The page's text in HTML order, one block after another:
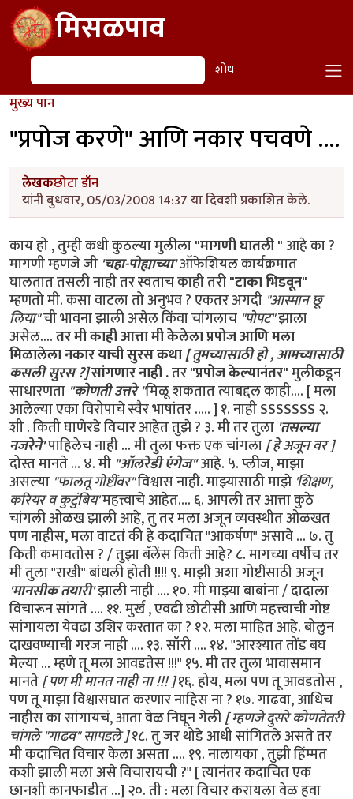
Skip to main contentमिसळपाव
शोध शोध
मुख्य पान
"प्रपोज करणे" आणि नकार पचवणे ....
लेखकछोटा डॉन
यांनी बुधवार, 05/03/2008 14:37 या दिवशी प्रकाशित केले.
काय हो , तुम्ही कधी कुठल्या मुलीला"मागणी घातली "आहे का ?
मागणी म्हणजे जी 'चहा-पोह्याच्या'ऑफेशियल कार्यक्रमात
घालतात तसली नाही तर स्वताच काही तरी"टाका भिडवून"
म्हणतो मी. कसा वाटला तो अनुभव ? एकतर अगदी "आस्मान छू
लिया"ची भावना झाली असेल किंवा चांगलाच "पोपट"झाला
असेल....तर मी काही आत्ता मी केलेला प्रपोज आणि मला
मिळालेला नकार याची सुरस कथा[ तुमच्यासाठी हो , आमच्यासाठी
कसली सुरस ?]सांगणार नाही .तर"प्रपोज केल्यानंतर"मुलीकडून
साधारणता "कोणती उत्तरे "मिळू शकतात त्याबद्दल काही.... [ मला
आलेल्या एका विरोपाचे स्वैर भाषांतर ..... ] १. नाही SSSSSSS २.
शी . किती घाणेरडे विचार आहेत तुझे ? ३. मी तर तुला 'तसल्या
नजरेने'पाहिलेच नाही ... मी तुला फक्त एक चांगला[ हे अजून वर ]
दोस्त मानते ... ४. मी "ऑलरेडी एंगेज"आहे. ५. प्लीज, माझा
असल्या "फालतू गोष्टींवर"विश्वास नाही. माझ्यासाठी माझे 'शिक्षण,
करियर व कुटुंबिय'महत्त्वाचे आहेत.... ६. आपली तर आत्ता कुठे
चांगली ओळख झाली आहे, तु तर मला अजून व्यवस्थीत ओळखत
पण नाहीस, मला वाटतं की हे कदाचित "आकर्षण" असावे ... ७. तु
किती कमावतोस ? / तुझा बॅलेंस किती आहे? ८. मागच्या वर्षीच तर
मी तुला "राखी" बांधली होती !!!! ९. माझी अशा गोष्टींसाठी अजून
'मानसीक तयारी'झाली नाही .... १०. मी माझ्या बाबांना / दादाला
विचारून सांगते .... ११. मुर्ख , एवढी छोटीसी आणि महत्त्वाची गोष्ट
सांगायला येवढा उशिर करतात का ? १२. मला माहित आहे. बोलुन
दाखवण्याची गरज नाही .... १३. सॉरी .... १४. "आरश्यात तोंड बघ
मेल्या ... म्हणे तू मला आवडतेस !!!" १५. मी तर तुला भावासमान
मानते[ पण मी मानत नाही ना !!! ]१६. होय, मला पण तू आवडतोस ,
पण तू माझा विश्वासघात करणार नाहिस ना ? १७. गाढवा, आधिच
नाहीस का सांगायचं, आता वेळ निघून गेली[ म्हणजे दुसरे कोणतेतरी
चांगले "गाढव" सापडले ]१८. तु जर थोडे आधी सांगितले असते तर
मी कदाचित विचार केला असता .... १९. नालायका , तुझी हिंम्मत
कशी झाली मला असे विचारायची ?" [ त्यानंतर कदाचित एक
छानशी कानफाडीत ...] २०. ती : मला विचार करायला वेळ हवा